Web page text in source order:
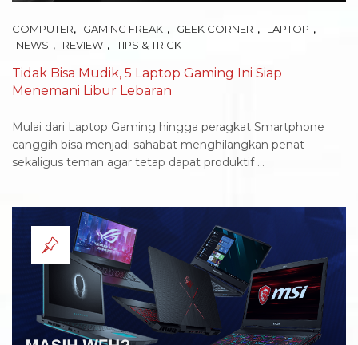
COMPUTER, GAMING FREAK , GEEK CORNER , LAPTOP ,
NEWS , REVIEW , TIPS & TRICK
Tidak Bisa Mudik, 5 Laptop Gaming Ini Siap
Menemani Libur Lebaran
Mulai dari Laptop Gaming hingga peragkat Smartphone
canggih bisa menjadi sahabat menghilangkan penat
sekaligus teman agar tetap dapat produktif ...